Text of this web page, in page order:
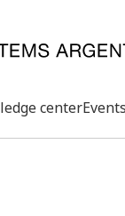
centerEvents